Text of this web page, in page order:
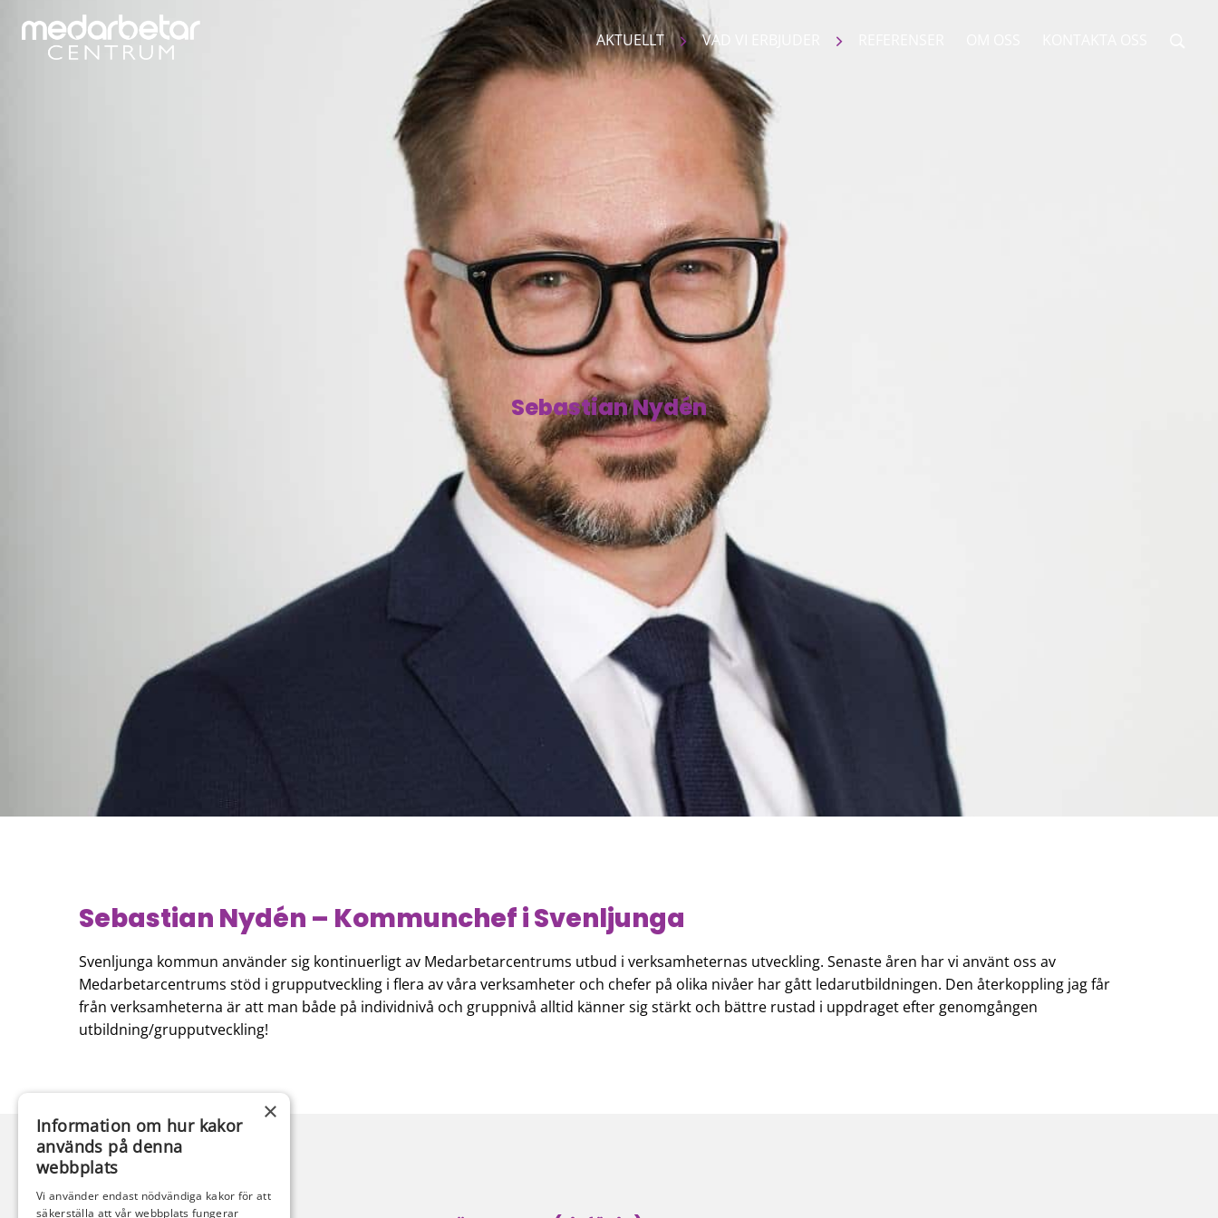
AKTUELLT VAD VI ERBJUDER
Sebastian Nydén
Sebastian Nydén – Kommunchef i Svenljunga
Svenljunga kommun använder sig kontinuerligt av Medarbetarcentrums utbud i verksamheternas utveckling. Senaste åren har vi använt oss av
Medarbetarcentrums stöd i grupputveckling i flera av våra verksamheter och chefer på olika nivåer har gått ledarutbildningen. Den återkoppling jag får
från verksamheterna är att man både på individnivå och gruppnivå alltid känner sig stärkt och bättre rustad i uppdraget efter genomgången
utbildning/grupputveckling!
×
Information om hur kakor
används på denna
webbplats
Vi använder endast nödvändiga kakor för att
säkerställa att vår webbplats fungerar